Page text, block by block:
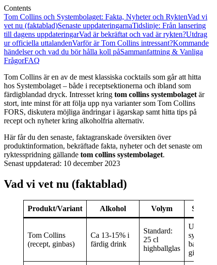
Contents
Tom Collins och Systembolaget: Fakta, Nyheter och RyktenVad vi
vet nu (faktablad)Senaste uppdateringarnaTidslinje: Från lansering
till dagens uppdateringarVad är bekräftat och vad är rykten?Utdrag
ur officiella uttalandenVarför är Tom Collins intressant?Kommande
händelser och vad du bör hålla koll påSammanfattning & Vanliga
FrågorFAQ
Tom Collins är en av de mest klassiska cocktails som går att hitta
hos Systembolaget – både i receptsektionerna och ibland som
färdigblandad dryck. Intresset kring tom collins systembolaget är
stort, inte minst för att följa upp nya varianter som Tom Collins
FORS, diskutera möjliga ändringar i ägarskap samt hitta tips på
recept och nyheter kring alkoholfria alternativ.
Här får du den senaste, faktagranskade översikten över
produktinformation, bekräftade fakta, nyheter och det senaste om
ryktesspridning gällande tom collins systembolaget.
Senast uppdaterad: 10 december 2023
Vad vi vet nu (faktablad)
Produkt/Variant Alkohol Volym
Tom Collins
(recept, ginbas)
Ca 13-15% i
färdig drink
Standard:
25 cl
highballglas
syrlig,
gin-